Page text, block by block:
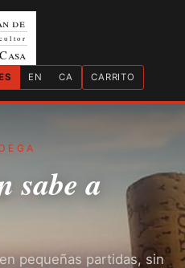
de
EN CA CARRITO
sabe a
pequeñas partidas, sin